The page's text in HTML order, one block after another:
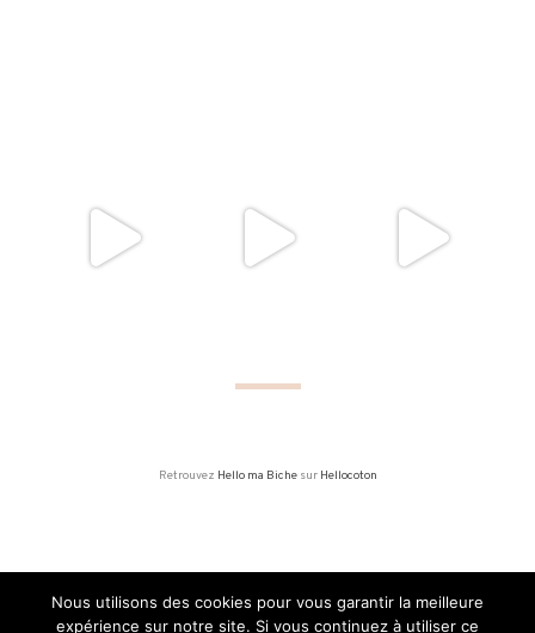
Retrouvez Hello ma Bichesur Hellocoton
MADE WITH LOVE I 2015 - 2020
Nous utilisons des cookies pour vous garantir la meilleure
expérience sur notre site. Si vous continuez à utiliser ce